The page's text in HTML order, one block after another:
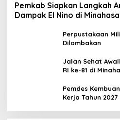
Pemkab Siapkan Langkah
Dampak El Nino di Minahasa
Perpustakaan
Dilombakan
Jalan Sehat
RI ke-81 di
Pemdes
Kerja Tahun 2027